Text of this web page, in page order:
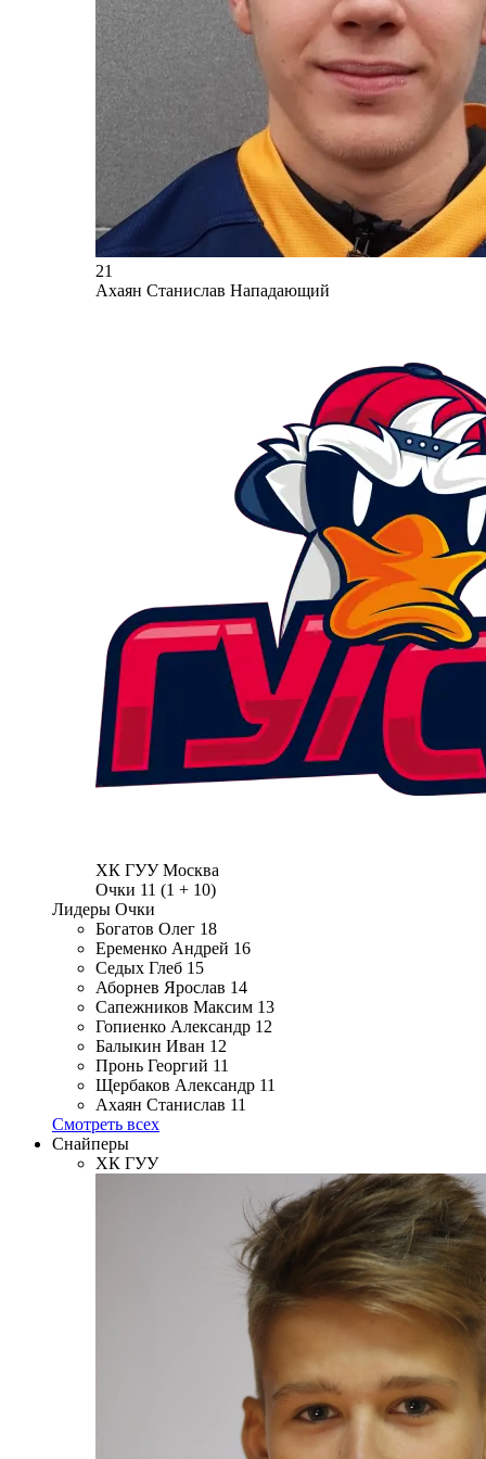
21
Ахаян Станислав Нападающий
ХК ГУУ Москва
Очки 11 (1 + 10)
Лидеры Очки
Богатов Олег 18
Еременко Андрей 16
Седых Глеб 15
Аборнев Ярослав 14
Сапежников Максим 13
Гопиенко Александр 12
Балыкин Иван 12
Пронь Георгий 11
Щербаков Александр 11
Ахаян Станислав 11
Смотреть всех
Снайперы
ХК ГУУ